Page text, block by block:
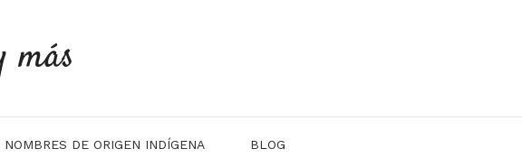
más
NOMBRES DE ORIGEN INDÍGENA BLOG